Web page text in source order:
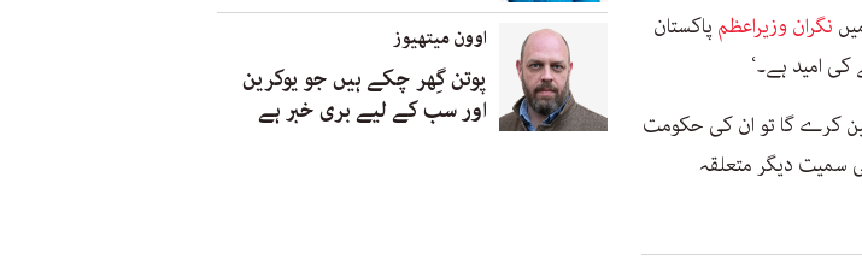
نگران وزیراعظم پاکستان
کی امید ہے۔‘
کرے گا تو ان کی حکومت
سمیت دیگر متعلقہ
اوون میتھیوز
پوتن گِھر چکے ہیں جو یوکرین
اور سب کے لیے بری خبر ہے